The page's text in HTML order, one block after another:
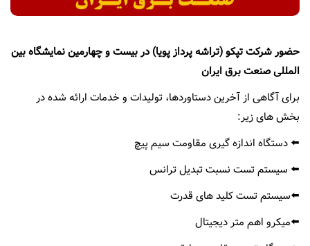
حضور شرکت تپکو (تراشه پرداز پویا) در بیست و چهارمین نمایشگاه بین
المللی صنعت برق ایران
برای آگاهی از آخرین دستاوردها، تولیدات و خدمات ارائه شده در
بخش های زیر:
⬅️ دستگاه اندازه گیری مقاومت سیم پیچ
⬅️ سیستم تست نسبت تبدیل ترانس
⬅️سیستم تست کلید های قدرت
⬅️میکرو اهم متر دیجیتال